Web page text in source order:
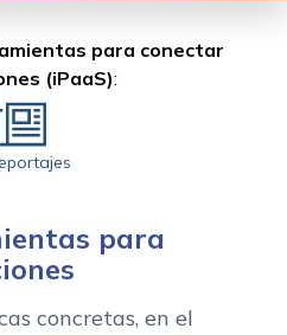
para conectar
(iPaaS):
para
concretas, en el